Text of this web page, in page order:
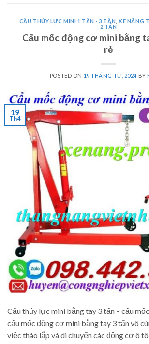
CẨU THỦY LỰC MINI 1 TẤN - 3 TẤN ,XE NÂNG
2 TẤN
Cẩu mốc động cơ mini bằng
rẻ
POSTED ON 19 THÁNG TƯ, 2024 BY
19
Th4
Cẩu thủy lực mini bằng tay 3 tấn – cẩu
cẩu mốc động cơ mini bằng tay 3 tấn vô
việc tháo lắp và di chuyển các động cơ ô